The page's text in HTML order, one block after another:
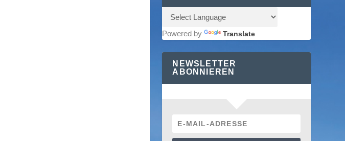
Powered by Translate
NEWSLETTER
ABONNIEREN